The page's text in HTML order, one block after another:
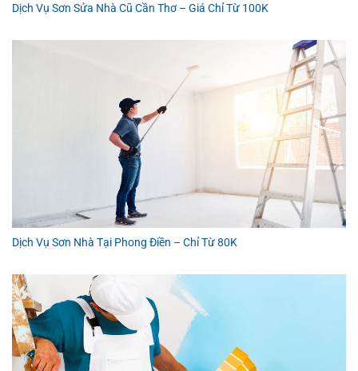
Dịch Vụ Sơn Sửa Nhà Cũ Cần Thơ – Giá Chỉ Từ 100K
Dịch Vụ Sơn Nhà Tại Phong Điền – Chỉ Từ 80K